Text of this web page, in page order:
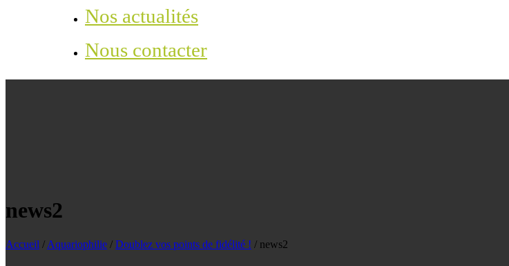
Nos actualités
Nous contacter
news2
Accueil / Aquariophilie / Doublez vos points de fidélité ! / news2